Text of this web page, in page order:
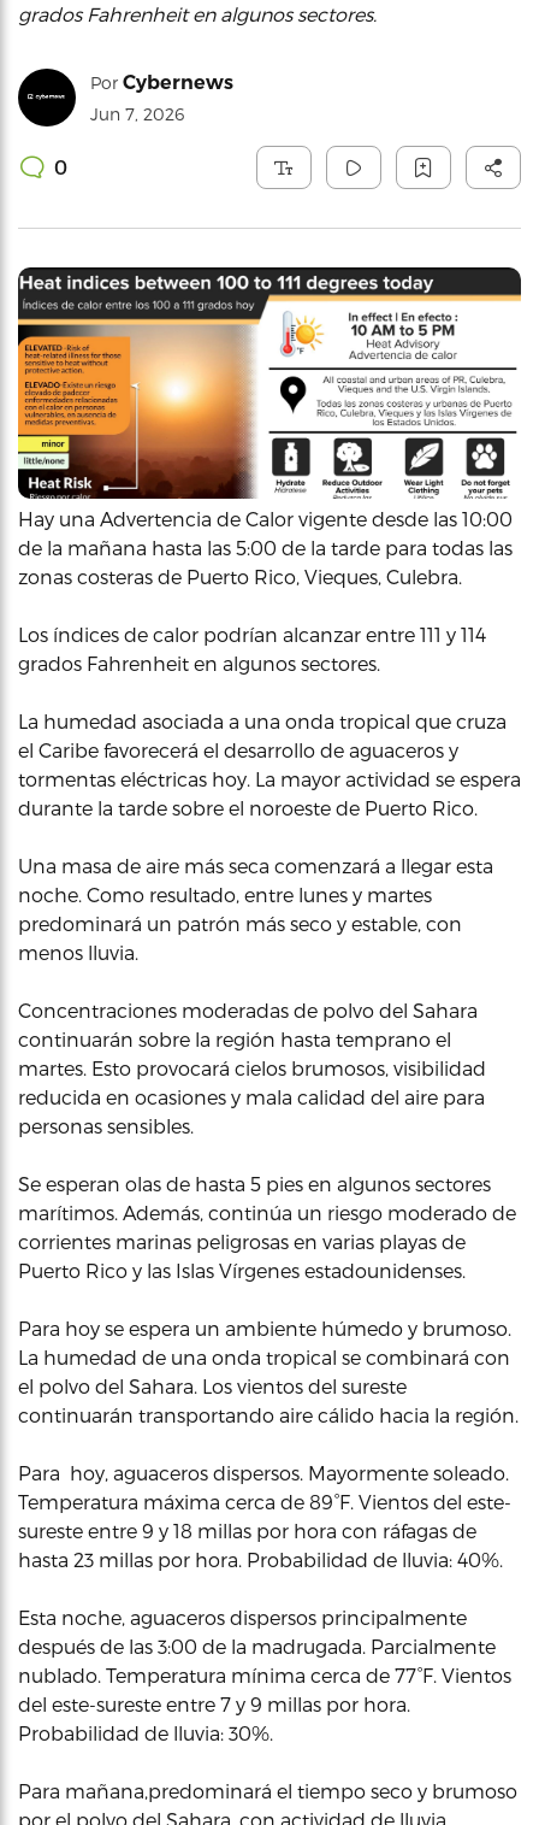
grados Fahrenheit en algunos sectores.
Por Cybernews
Jun 7, 2026
0
Hay una Advertencia de Calor vigente desde las 10:00
de la mañana hasta las 5:00 de la tarde para todas las
zonas costeras de Puerto Rico, Vieques, Culebra.
Los índices de calor podrían alcanzar entre 111 y 114
grados Fahrenheit en algunos sectores.
La humedad asociada a una onda tropical que cruza
el Caribe favorecerá el desarrollo de aguaceros y
tormentas eléctricas hoy. La mayor actividad se espera
durante la tarde sobre el noroeste de Puerto Rico.
Una masa de aire más seca comenzará a llegar esta
noche. Como resultado, entre lunes y martes
predominará un patrón más seco y estable, con
menos lluvia.
Concentraciones moderadas de polvo del Sahara
continuarán sobre la región hasta temprano el
martes. Esto provocará cielos brumosos, visibilidad
reducida en ocasiones y mala calidad del aire para
personas sensibles.
Se esperan olas de hasta 5 pies en algunos sectores
marítimos. Además, continúa un riesgo moderado de
corrientes marinas peligrosas en varias playas de
Puerto Rico y las Islas Vírgenes estadounidenses.
Para hoy se espera un ambiente húmedo y brumoso.
La humedad de una onda tropical se combinará con
el polvo del Sahara. Los vientos del sureste
continuarán transportando aire cálido hacia la región.
Para hoy, aguaceros dispersos. Mayormente soleado.
Temperatura máxima cerca de 89°F. Vientos del este-
sureste entre 9 y 18 millas por hora con ráfagas de
hasta 23 millas por hora. Probabilidad de lluvia: 40%.
Esta noche, aguaceros dispersos principalmente
después de las 3:00 de la madrugada. Parcialmente
nublado. Temperatura mínima cerca de 77°F. Vientos
del este-sureste entre 7 y 9 millas por hora.
Probabilidad de lluvia: 30%.
Para mañana,predominará el tiempo seco y brumoso
por el polvo del Sahara, con actividad de lluvia